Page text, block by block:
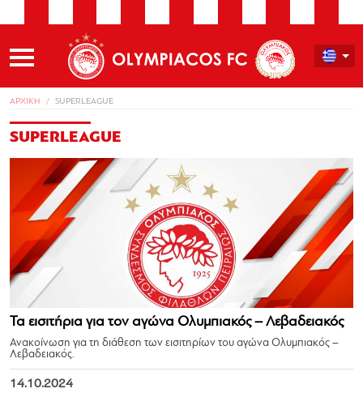
ΑΡΧΙΚΗ SUPERLEAGUE
SUPERLEAGUE
Τα εισιτήρια για τον αγώνα Ολυμπιακός – Λεβαδειακός
Ανακοίνωση για τη διάθεση των εισιτηρίων του αγώνα Ολυμπιακός –
Λεβαδειακός.
14.10.2024